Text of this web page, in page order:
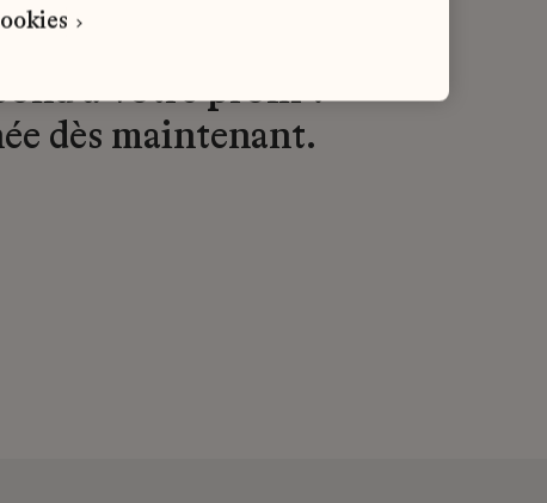
à votre profil ?
dès maintenant.